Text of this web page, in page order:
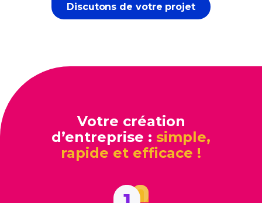
Discutons de votre projet
Votre création
d’entreprise : simple,
rapide et efficace !